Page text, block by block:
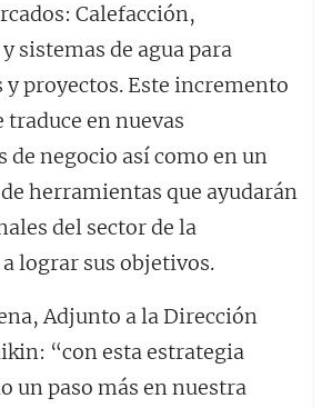
Calefacción,
sistemas de agua para
y proyectos. Este incremento
traduce en nuevas
de negocio así como en un
herramientas que ayudarán
del sector de la
lograr sus objetivos.
Adjunto a la Dirección
“con esta estrategia
un paso más en nuestra